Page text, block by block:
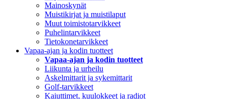
Mainoskynät
Muistikirjat ja muistilaput
Muut toimistotarvikkeet
Puhelintarvikkeet
Tietokonetarvikkeet
Vapaa-ajan ja kodin tuotteet
Vapaa-ajan ja kodin tuotteet
Liikunta ja urheilu
Askelmittarit ja sykemittarit
Golf-tarvikkeet
Kaiuttimet, kuulokkeet ja radiot